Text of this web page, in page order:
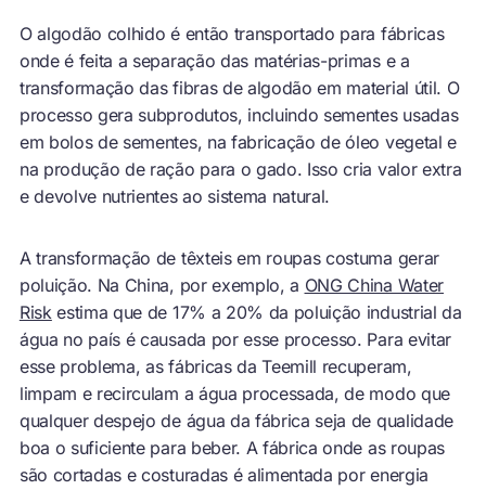
O algodão colhido é então transportado para fábricas
onde é feita a separação das matérias-primas e a
transformação das fibras de algodão em material útil. O
processo gera subprodutos, incluindo sementes usadas
em bolos de sementes, na fabricação de óleo vegetal e
na produção de ração para o gado. Isso cria valor extra
e devolve nutrientes ao sistema natural.
A transformação de têxteis em roupas costuma gerar
poluição. Na China, por exemplo, a ONG China Water
Riskestima que de 17% a 20% da poluição industrial da
água no país é causada por esse processo. Para evitar
esse problema, as fábricas da Teemill recuperam,
limpam e recirculam a água processada, de modo que
qualquer despejo de água da fábrica seja de qualidade
boa o suficiente para beber. A fábrica onde as roupas
são cortadas e costuradas é alimentada por energia